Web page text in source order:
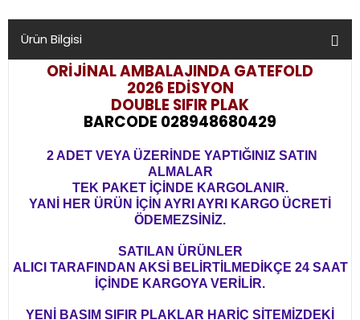
Ürün Bilgisi
ORİJİNAL AMBALAJINDA GATEFOLD
2026 EDİSYON
DOUBLE SIFIR PLAK
BARCODE 028948680429
2 ADET VEYA ÜZERİNDE YAPTIĞINIZ SATIN
ALMALAR
TEK PAKET İÇİNDE KARGOLANIR.
YANİ HER ÜRÜN İÇİN AYRI AYRI KARGO ÜCRETİ
ÖDEMEZSİNİZ.
SATILAN ÜRÜNLER
ALICI TARAFINDAN AKSİ BELİRTİLMEDİKÇE 24 SAAT
İÇİNDE KARGOYA VERİLİR.
YENİ BASIM SIFIR PLAKLAR HARİÇ SİTEMİZDEKİ